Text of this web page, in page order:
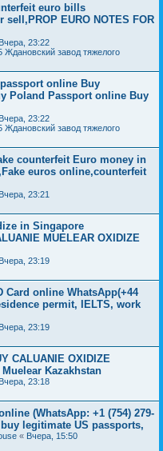
euro bills
EURO NOTES FOR
Вчера, 23:22
завод тяжелого
passport online Buy
Poland Passport online Buy
Вчера, 23:22
завод тяжелого
counterfeit Euro money in
euros online,counterfeit
Вчера, 23:21
in Singapore
MUELEAR OXIDIZE
Вчера, 23:19
Card online WhatsApp(+44
permit, IELTS, work
Вчера, 23:19
CALUANIE OXIDIZE
Kazakhstan
Вчера, 23:18
(WhatsApp: +1 (754) 279-
legitimate US passports,
« Вчера, 15:50